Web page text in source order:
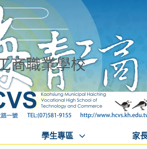
商職業學校
學生專區 家